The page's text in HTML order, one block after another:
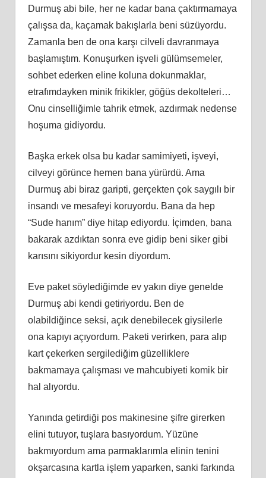
Durmuş abi bile, her ne kadar bana çaktırmamaya
çalışsa da, kaçamak bakışlarla beni süzüyordu.
Zamanla ben de ona karşı cilveli davranmaya
başlamıştım. Konuşurken işveli gülümsemeler,
sohbet ederken eline koluna dokunmaklar,
etrafımdayken minik frikikler, göğüs dekolteleri…
Onu cinselliğimle tahrik etmek, azdırmak nedense
hoşuma gidiyordu.
Başka erkek olsa bu kadar samimiyeti, işveyi,
cilveyi görünce hemen bana yürürdü. Ama
Durmuş abi biraz garipti, gerçekten çok saygılı bir
insandı ve mesafeyi koruyordu. Bana da hep
“Sude hanım” diye hitap ediyordu. İçimden, bana
bakarak azdıktan sonra eve gidip beni siker gibi
karısını sikiyordur kesin diyordum.
Eve paket söylediğimde ev yakın diye genelde
Durmuş abi kendi getiriyordu. Ben de
olabildiğince seksi, açık denebilecek giysilerle
ona kapıyı açıyordum. Paketi verirken, para alıp
kart çekerken sergilediğim güzelliklere
bakmamaya çalışması ve mahcubiyeti komik bir
hal alıyordu.
Yanında getirdiği pos makinesine şifre girerken
elini tutuyor, tuşlara basıyordum. Yüzüne
bakmıyordum ama parmaklarımla elinin tenini
okşarcasına kartla işlem yaparken, sanki farkında